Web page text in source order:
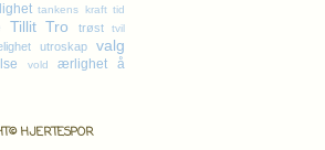
tankens kraft tid
Tillit Tro trøst tvil
utroskap valg
vold ærlighet
å
HJERTESPOR